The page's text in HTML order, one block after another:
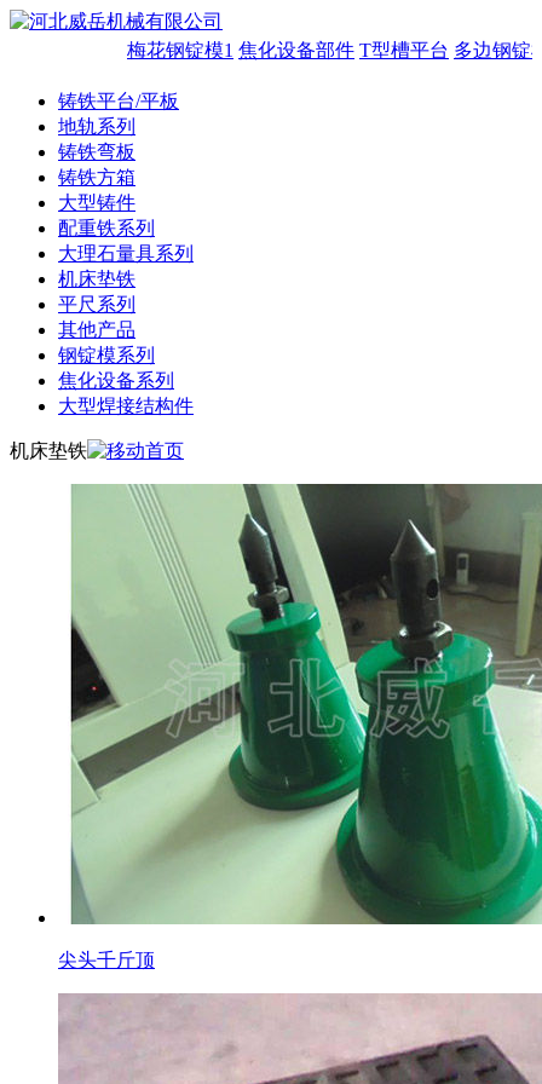
梅花钢锭模1 焦化设备部件 T型槽平台 多边钢锭模
铸铁平台/平板
地轨系列
铸铁弯板
铸铁方箱
大型铸件
配重铁系列
大理石量具系列
机床垫铁
平尺系列
其他产品
钢锭模系列
焦化设备系列
大型焊接结构件
机床垫铁
尖头千斤顶